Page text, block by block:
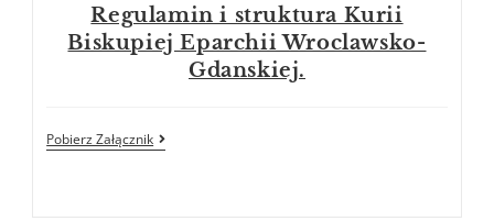
Regulamin i struktura Kurii
Biskupiej Eparchii Wroclawsko-
Gdanskiej.
Pobierz Załącznik